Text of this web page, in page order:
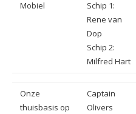
Mobiel
Schip 1:
Rene van
Dop
Schip 2:
Milfred Hart
Onze
thuisbasis op
Captain
Olivers